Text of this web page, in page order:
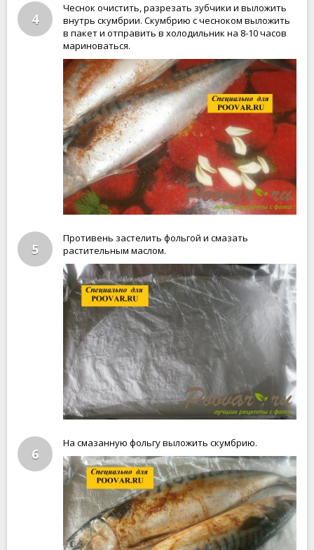
4
Чеснок очистить, разрезать зубчики и выложить
внутрь скумбрии. Скумбрию с чесноком выложить
в пакет и отправить в холодильник на 8-10 часов
мариноваться.
5
Противень застелить фольгой и смазать
растительным маслом.
6
На смазанную фольгу выложить скумбрию.